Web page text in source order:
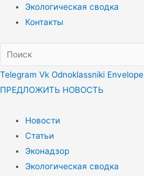
Экологическая сводка
Контакты
Telegram Vk Odnoklassniki Envelope
ПРЕДЛОЖИТЬ НОВОСТЬ
Новости
Статьи
Эконадзор
Экологическая сводка